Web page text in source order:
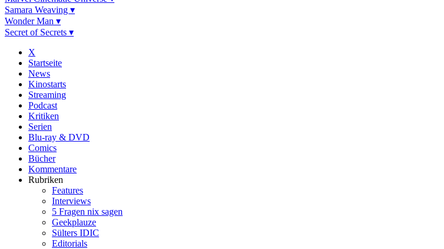
Samara Weaving ▾
Wonder Man ▾
Secret of Secrets ▾
X
Startseite
News
Kinostarts
Streaming
Podcast
Kritiken
Serien
Blu-ray & DVD
Comics
Bücher
Kommentare
Rubriken
Features
Interviews
5 Fragen nix sagen
Geekplauze
Sülters IDIC
Editorials